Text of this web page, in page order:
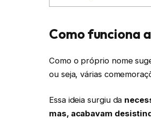
Como funciona
Como o próprio nome
ou seja, várias
Essa ideia surgiu da
mas, acabavam